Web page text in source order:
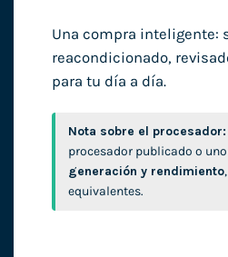
Una compra inteligente:
reacondicionado,
para tu día a día.
Nota sobre el procesador:
procesador publicado o
generación y rendimiento
equivalentes.